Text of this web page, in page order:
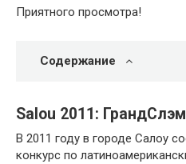
Приятного просмотра!
Содержание
Salou 2011:
В 2011 году в городе Салоу
конкурс по